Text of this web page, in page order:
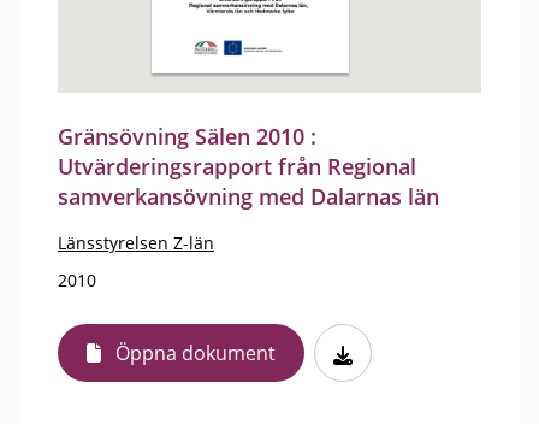
Gränsövning Sälen 2010 :
Utvärderingsrapport från Regional
samverkansövning med Dalarnas län
Länsstyrelsen Z-län
2010
Öppna dokument